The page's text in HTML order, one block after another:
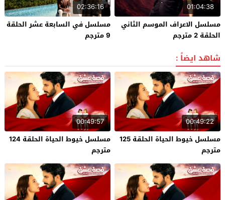
01:04:38
مسلسل الاعراف الموسم الثاني
الحلقة 2 مترجم
02:36:16
مسلسل في السابعة عشر الحلقة
9 مترجم
شاهد ايضاً :
00:49:22
مسلسل خيوط الحياة الحلقة 125
مترجم
00:49:57
مسلسل خيوط الحياة الحلقة 124
مترجم